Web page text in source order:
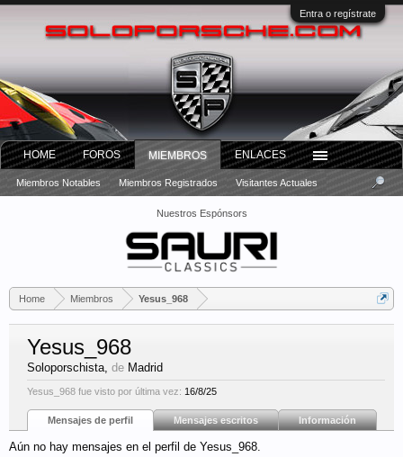
Entra o regístrate
Nuestros Espónsors
Home Miembros Yesus_968
Yesus_968
Soloporschista, de Madrid
Yesus_968 fue visto por última vez: 16/8/25
Mensajes de perfil Mensajes escritos Información
Aún no hay mensajes en el perfil de Yesus_968.
HOME FOROS MIEMBROS
Miembros Notables Miembros Registrados Visitantes Actuales
ENLACES